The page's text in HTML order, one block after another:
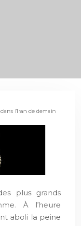
l’Iran de demain
plus grands
À l’heure
aboli la peine